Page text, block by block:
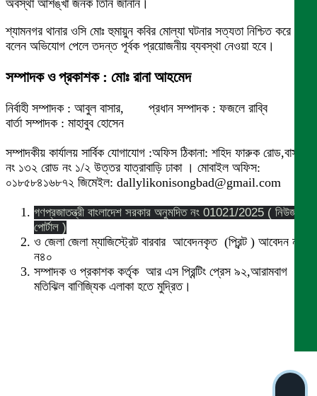
অবস্থা আশঙ্খা জনক তিনি জানান।
শ্যামনগর থানার ওসি মোঃ হুমায়ুন কবির মোল্যা ঘটনার সত্যতা নিশ্চিত করে
বলেন অভিযোগ পেলে তদন্ত পূর্বক প্রয়োজনীয় ব্যবস্থা নেওয়া হবে।
সম্পাদক ও প্রকাশক : মোঃ রানা আহমেদ
নির্বাহী সম্পাদক : আবুল বাসার, প্রধান সম্পাদক : ফজলে রাব্বি
বার্তা সম্পাদক : মাহাবুব হোসেন
সম্পাদকীয় কার্যালয় সার্বিক যোগাযোগ :অফিস ঠিকানা: শহিদ ফারুক রোড,বাসা
নং ১৩২ রোড নং ১/২ উত্তর যাত্রাবাড়ি ঢাকা । মোবাইল অফিস:
০১৮৫৮৪১৬৮৭২ জিমেইল: dallylikonisongbad@gmail.com
গণপ্রজাতন্ত্রী বাংলাদেশ সরকার অনুমদিত নং 01021/2025 ( নিউজ
পোর্টাল )
ও জেলা জেলা ম্যাজিস্ট্রেট বারবার আবেদনকৃত (প্রিন্ট ) আবেদন নং
ন৪০
সম্পাদক ও প্রকাশক কর্তৃক আর এস প্রিন্টিং প্রেস ৯২,আরামবাগ
মতিঝিল বাণিজ্যিক এলাকা হতে মুদ্রিত।